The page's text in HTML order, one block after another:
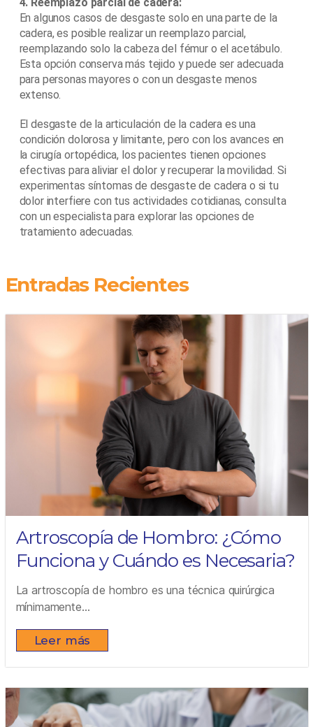
En algunos casos de desgaste solo en una parte de la
cadera, es posible realizar un reemplazo parcial,
reemplazando solo la cabeza del fémur o el acetábulo.
Esta opción conserva más tejido y puede ser adecuada
para personas mayores o con un desgaste menos
extenso.
El desgaste de la articulación de la cadera es una
condición dolorosa y limitante, pero con los avances en
la cirugía ortopédica, los pacientes tienen opciones
efectivas para aliviar el dolor y recuperar la movilidad. Si
experimentas síntomas de desgaste de cadera o si tu
dolor interfiere con tus actividades cotidianas, consulta
con un especialista para explorar las opciones de
tratamiento adecuadas.
Entradas Recientes
Artroscopía de Hombro: ¿Cómo
Funciona y Cuándo es Necesaria?
La artroscopía de hombro es una técnica quirúrgica
mínimamente...
Leer más